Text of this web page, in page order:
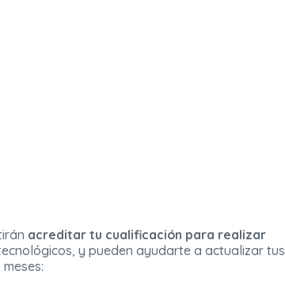
acreditar tu cualificación para realizar
y pueden ayudarte a actualizar tus